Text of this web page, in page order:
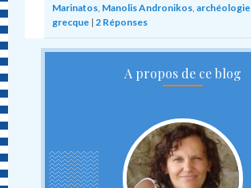
Marinatos Manolis Andronikos ,archéologie
grecque | 2 Réponses
A propos de ce blog